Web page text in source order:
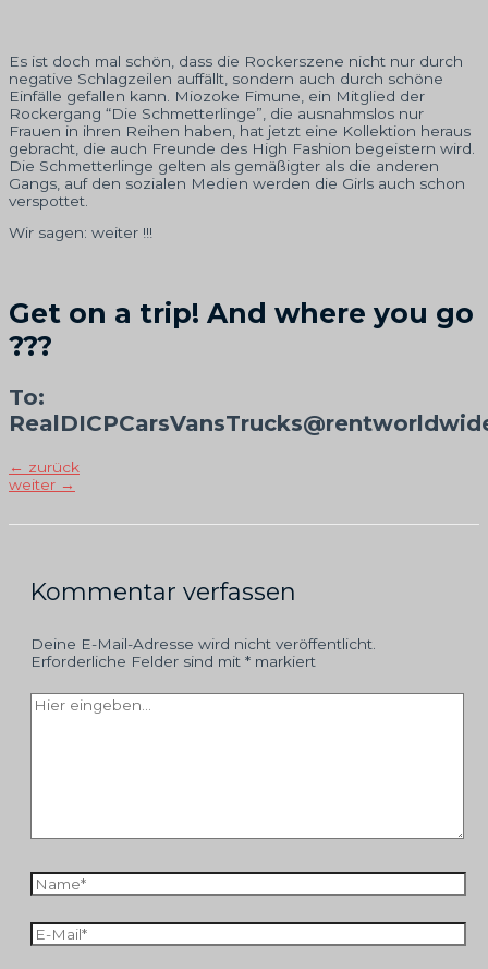
Es ist doch mal schön, dass die Rockerszene nicht nur durch
negative Schlagzeilen auffällt, sondern auch durch schöne
Einfälle gefallen kann. Miozoke Fimune, ein Mitglied der
Rockergang “Die Schmetterlinge”, die ausnahmslos nur
Frauen in ihren Reihen haben, hat jetzt eine Kollektion heraus
gebracht, die auch Freunde des High Fashion begeistern wird.
Die Schmetterlinge gelten als gemäßigter als die anderen
Gangs, auf den sozialen Medien werden die Girls auch schon
verspottet.
Wir sagen: weiter !!!
Get on a trip! And where you go
???
To:
Beitragsnavigation
← zurück
weiter →
Kommentar verfassen
Deine E-Mail-Adresse wird nicht veröffentlicht.
Erforderliche Felder sind mit * markiert
Hier
eingeben…
Name*
E-
Mail*